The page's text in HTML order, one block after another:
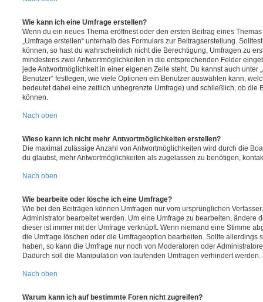
Wie kann ich eine Umfrage erstellen?
Wenn du ein neues Thema eröffnest oder den ersten Beitrag eines
„Umfrage erstellen“ unterhalb des Formulars zur Beitragserstellung.
können, so hast du wahrscheinlich nicht die Berechtigung, Umfragen zu
mindestens zwei Antwortmöglichkeiten in die entsprechenden Felder
jede Antwortmöglichkeit in einer eigenen Zeile steht. Du kannst auch unter
Benutzer“ festlegen, wie viele Optionen ein Benutzer auswählen kann,
bedeutet dabei eine zeitlich unbegrenzte Umfrage) und schließlich, ob die
können.
Nach oben
Wieso kann ich nicht mehr Antwortmöglichkeiten erstellen?
Die maximal zulässige Anzahl von Antwortmöglichkeiten wird durch die
du glaubst, mehr Antwortmöglichkeiten als zugelassen zu benötigen,
Nach oben
Wie bearbeite oder lösche ich eine Umfrage?
Wie bei den Beiträgen können Umfragen nur vom ursprünglichen
Administrator bearbeitet werden. Um eine Umfrage zu bearbeiten, ändere
dieser ist immer mit der Umfrage verknüpft. Wenn niemand eine Stimme
die Umfrage löschen oder die Umfrageoption bearbeiten. Sollte allerdings
haben, so kann die Umfrage nur noch von Moderatoren oder
Dadurch soll die Manipulation von laufenden Umfragen verhindert werden.
Nach oben
Warum kann ich auf bestimmte Foren nicht zugreifen?